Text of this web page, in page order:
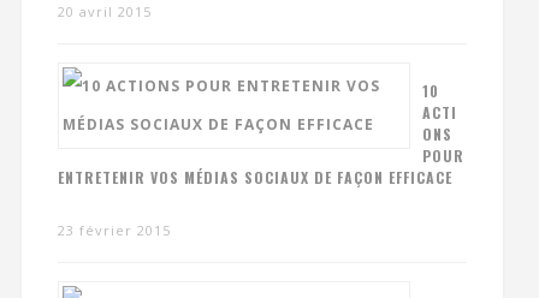
20 avril 2015
10
ACTI
ONS
POUR
ENTRETENIR VOS MÉDIAS SOCIAUX DE FAÇON EFFICACE
23 février 2015